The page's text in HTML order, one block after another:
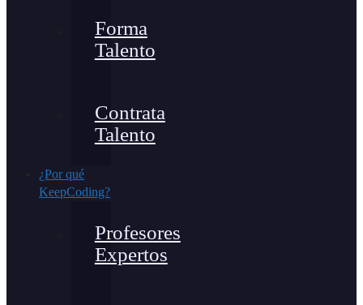
Forma
Talento
Contrata
Talento
¿Por qué
KeepCoding?
Profesores
Expertos